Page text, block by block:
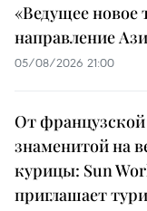
«Ведущее новое
направление
05/08/2026 21:00
От
знаменитой на
курицы: Sun
приглашает